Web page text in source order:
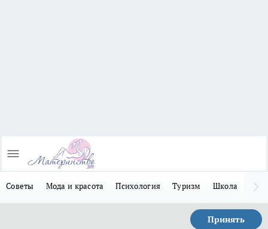
Советы Мода и красота Психология Туризм Школа
Принять